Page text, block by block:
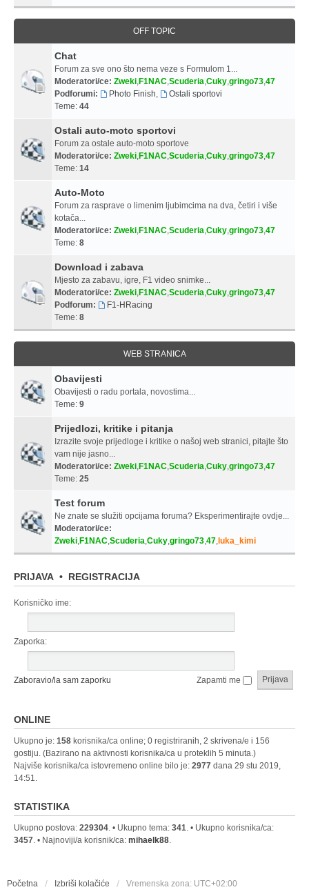
OFF TOPIC
Chat
Forum za sve ono što nema veze s Formulom 1...
Moderatori/ce: Zweki,F1NAC,Scuderia,Cuky,gringo73,47
Podforumi:
Photo Finish,
Ostali sportovi
Teme: 44
Ostali auto-moto sportovi
Forum za ostale auto-moto sportove
Moderatori/ce: Zweki,F1NAC,Scuderia,Cuky,gringo73,47
Teme: 14
Auto-Moto
Forum za rasprave o limenim ljubimcima na dva, četiri i više
kotača...
Moderatori/ce: Zweki,F1NAC,Scuderia,Cuky,gringo73,47
Teme: 8
Download i zabava
Mjesto za zabavu, igre, F1 video snimke...
Moderatori/ce: Zweki,F1NAC,Scuderia,Cuky,gringo73,47
Podforum:
F1-HRacing
Teme: 8
WEB STRANICA
Obavijesti
Obavijesti o radu portala, novostima...
Teme: 9
Prijedlozi, kritike i pitanja
Izrazite svoje prijedloge i kritike o našoj web stranici, pitajte što
vam nije jasno...
Moderatori/ce: Zweki,F1NAC,Scuderia,Cuky,gringo73,47
Teme: 25
Test forum
Ne znate se služiti opcijama foruma? Eksperimentirajte ovdje...
Moderatori/ce:
Zweki,F1NAC,Scuderia,Cuky,gringo73,47,luka_kimi
PRIJAVA • REGISTRACIJA
Korisničko ime:
Zaporka:
Zaboravio/la sam zaporku Zapamti me
ONLINE
Ukupno je: 158 korisnika/ca online; 0 registriranih, 2 skrivena/e i 156
gostiju. (Bazirano na aktivnosti korisnika/ca u proteklih 5 minuta.)
Najviše korisnika/ca istovremeno online bilo je: 2977 dana 29 stu 2019,
14:51.
STATISTIKA
Ukupno postova: 229304. • Ukupno tema: 341. • Ukupno korisnika/ca:
3457. • Najnoviji/a korisnik/ca: mihaelk88.
Početna Izbriši kolačiće Vremenska zona: UTC+02:00